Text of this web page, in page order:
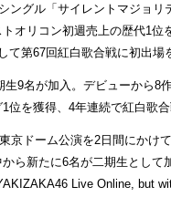
ングル「サイレントマジョリ
オリコン初週売上の歴代1位
て第67回紅白歌合戦に初出場
生9名が加入。デビューから8
位を獲得、4年連続で紅白歌合
京ドーム公演を2日間にかけ
ら新たに6名が二期生として
Live Online, but